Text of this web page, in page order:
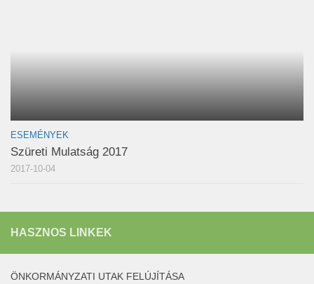
ESEMÉNYEK
Szüreti Mulatság 2017
2017-10-04
HASZNOS LINKEK
ÖNKORMÁNYZATI UTAK FELÚJÍTÁSA